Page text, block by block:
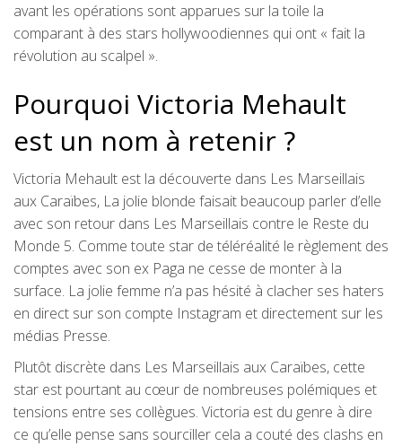
avant les opérations sont apparues sur la toile la
comparant à des stars hollywoodiennes qui ont « fait la
révolution au scalpel ».
Pourquoi Victoria Mehault
est un nom à retenir ?
Victoria Mehault est la découverte dans Les Marseillais
aux Caraïbes, La jolie blonde faisait beaucoup parler d’elle
avec son retour dans Les Marseillais contre le Reste du
Monde 5. Comme toute star de téléréalité le règlement des
comptes avec son ex Paga ne cesse de monter à la
surface. La jolie femme n’a pas hésité à clacher ses haters
en direct sur son compte Instagram et directement sur les
médias Presse.
Plutôt discrète dans Les Marseillais aux Caraïbes, cette
star est pourtant au cœur de nombreuses polémiques et
tensions entre ses collègues. Victoria est du genre à dire
ce qu’elle pense sans sourciller cela a couté des clashs en